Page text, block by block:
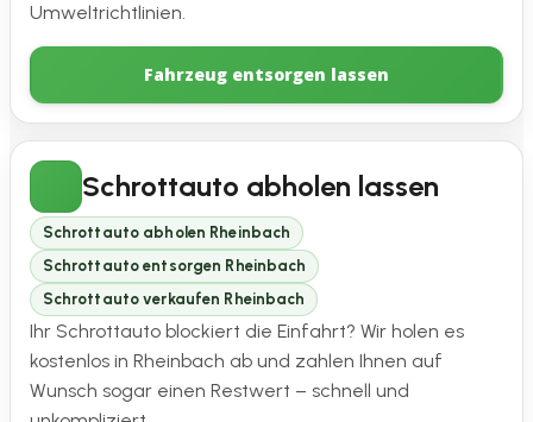
Umweltrichtlinien.
Fahrzeug entsorgen lassen
Schrottauto abholen lassen
Schrottauto abholen Rheinbach
Schrottauto entsorgen Rheinbach
Schrottauto verkaufen Rheinbach
Ihr Schrottauto blockiert die Einfahrt? Wir holen es
kostenlos in Rheinbach ab und zahlen Ihnen auf
Wunsch sogar einen Restwert – schnell und